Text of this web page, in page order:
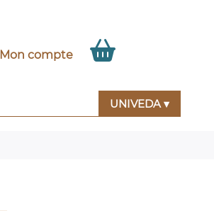
Mon compte
UNIVEDA ▾